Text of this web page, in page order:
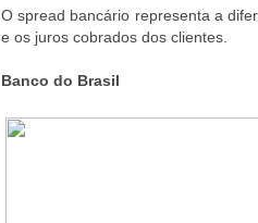
O spread bancário representa a
e os juros cobrados dos clientes.
Banco do Brasil